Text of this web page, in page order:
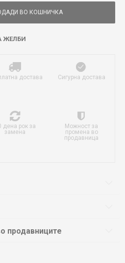
ВО КОШНИЧКА
ЖЕЛБИ
достава Сигурна достава
дена рок за
замена
Можност за
промена во
продавница
продавниците